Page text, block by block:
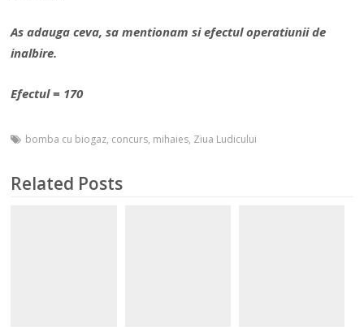
As adauga ceva, sa mentionam si efectul operatiunii de
inalbire.
Efectul = 170
bomba cu biogaz, concurs, mihaies, Ziua Ludicului
Related Posts